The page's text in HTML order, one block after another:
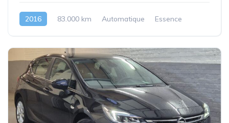
2016 83.000 km Automatique Essence